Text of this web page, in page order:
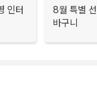
인터
8월 특별
바구니